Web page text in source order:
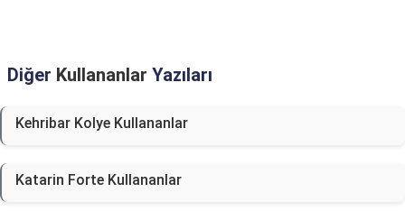
Diğer Kullananlar Yazıları
Kehribar Kolye Kullananlar
Katarin Forte Kullananlar